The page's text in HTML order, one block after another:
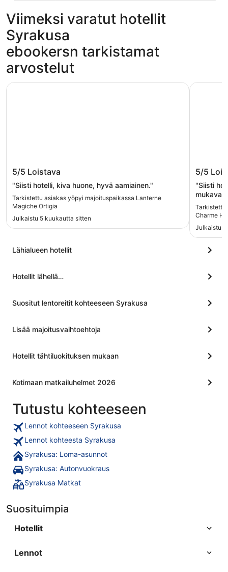
Viimeksi varatut hotellit
Syrakusa
ebookersn tarkistamat
arvostelut
Lanterne Magiche Ortigia
5/5 Loistava
"Siisti hotelli, kiva huone, hyvä aamiainen."
Tarkistettu asiakas yöpyi majoituspaikassa Lanterne
Magiche Ortigia
Julkaistu 5 kuukautta sitten
Lanterne Magiche Ortigia
Algila'
5/5
"Siisti
mukava
Ainoa
Tarkistettu
Charme
Julkaistu
Algila'
Lähialueen hotellit
Hotellit lähellä…
Suositut lentoreitit kohteeseen Syrakusa
Lisää majoitusvaihtoehtoja
Hotellit tähtiluokituksen mukaan
Kotimaan matkailuhelmet 2026
Tutustu kohteeseen
Lennot kohteeseen Syrakusa
Lennot kohteesta Syrakusa
Syrakusa: Loma-asunnot
Syrakusa: Autonvuokraus
Syrakusa Matkat
Suosituimpia
Hotellit
Lennot